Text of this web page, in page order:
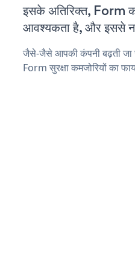
इसके अतिरिक्त, Form
आवश्यकता है, और इससे नई
जैसे-जैसे आपकी कंपनी बढ़ती जा
Form सुरक्षा कमजोरियों का